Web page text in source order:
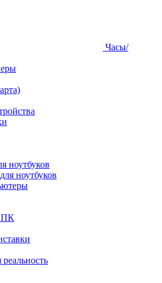
Часы/
ноутбуков
ноутбуков
ПК